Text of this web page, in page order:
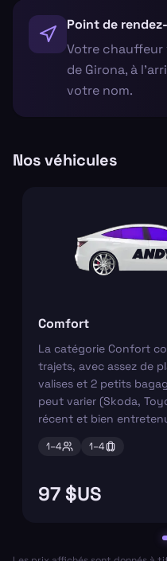
Point de
Votre
de Girona, à
votre nom.
Nos véhicules
Comfort
La catégorie Confort
trajets, avec assez de
valises et 2 petits
peut varier (Skoda,
récent et bien
1–4 1–4
97 $US